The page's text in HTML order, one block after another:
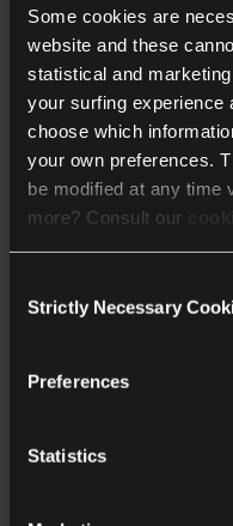
Some cookies are
website and these
statistical and
your surfing experience
choose which
your own preferences.
be modified at any time
more? Consult our
We work with40 third
Selection
Strictly Necessary
Preferences
Statistics
Licht en
Verlichting is meer
Met de lichtsturing
en optimaal
maat, meer
serieuze
bed & breakfast of
Technische